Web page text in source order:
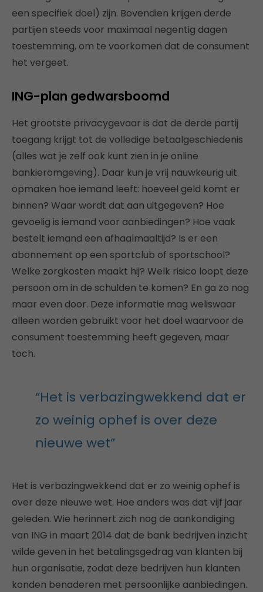
een specifiek doel) zijn. Bovendien krijgen derde
partijen steeds voor maximaal negentig dagen
toestemming, om te voorkomen dat de consument
het vergeet.
ING-plan gedwarsboomd
Het grootste privacygevaar is dat de derde partij
toegang krijgt tot de volledige betaalgeschiedenis
(alles wat je zelf ook kunt zien in je online
bankieromgeving). Daar kun je vrij nauwkeurig uit
opmaken hoe iemand leeft: hoeveel geld komt er
binnen? Waar wordt dat aan uitgegeven? Hoe
gevoelig is iemand voor aanbiedingen? Hoe vaak
bestelt iemand een afhaalmaaltijd? Is er een
abonnement op een sportclub of sportschool?
Welke zorgkosten maakt hij? Welk risico loopt deze
persoon om in de schulden te komen? En ga zo nog
maar even door. Deze informatie mag weliswaar
alleen worden gebruikt voor het doel waarvoor de
consument toestemming heeft gegeven, maar
toch.
“Het is verbazingwekkend dat er
zo weinig ophef is over deze
nieuwe wet”
Het is verbazingwekkend dat er zo weinig ophef is
over deze nieuwe wet. Hoe anders was dat vijf jaar
geleden. Wie herinnert zich nog de aankondiging
van ING in maart 2014 dat de bank bedrijven inzicht
wilde geven in het betalingsgedrag van klanten bij
hun organisatie, zodat deze bedrijven hun klanten
konden benaderen met persoonlijke aanbiedingen.